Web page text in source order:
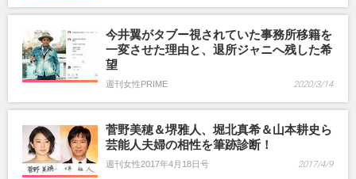
今井翼がタブー視されていた事務所移籍を
一変させた理由と、退所ジャニへ残した希
望
週刊女性PRIME 2020/3/14
菅野美穂＆堺雅人、堀北真希＆山本耕史ら
芸能人夫婦の相性を筆跡診断！
週刊女性2017年4月18日号 2017/4/9